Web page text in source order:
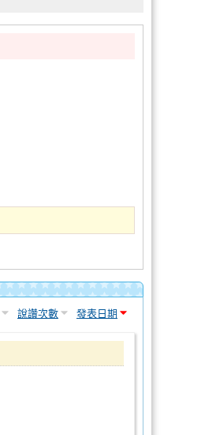
說讚次數 發表日期